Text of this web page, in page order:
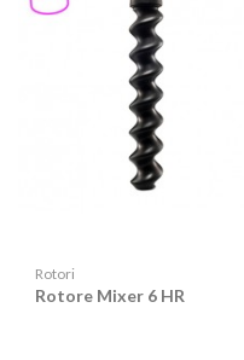
Rotori
Rotore Mixer 6 HR